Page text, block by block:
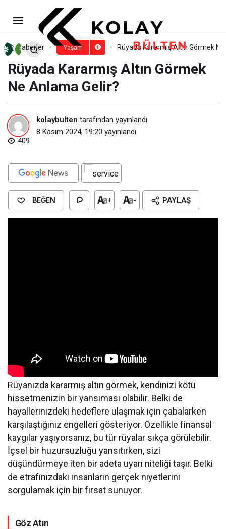
Haberler Yaşam Rüyada Kararmış Altın Görmek
Rüyada Kararmış Altın Görmek
Ne Anlama Gelir?
kolaybulten tarafından yayınlandı
8 Kasım 2024, 19:20 yayınlandı
409
BEĞEN + - PAYLAŞ
Rüyanızda kararmış altın görmek, kendinizi kötü
hissetmenizin bir yansıması olabilir. Belki de
hayallerinizdeki hedeflere ulaşmak için çabalarken
karşılaştığınız engelleri gösteriyor. Özellikle finansal
kaygılar yaşıyorsanız, bu tür rüyalar sıkça görülebilir.
İçsel bir huzursuzluğu yansıtırken, sizi
düşündürmeye iten bir adeta uyarı niteliği taşır. Belki
de etrafınızdaki insanların gerçek niyetlerini
sorgulamak için bir fırsat sunuyor.
Göz Atın
Rüyada Kardeşinin Dayak
Yediğini Görmek Ne Anlama Gelir?
Yorum Yap Paylaş